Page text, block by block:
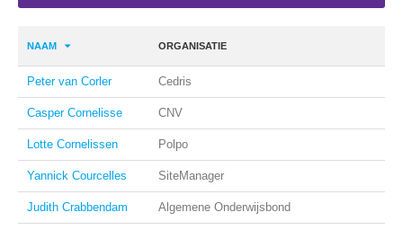
NAAM ORGANISATIE
Peter van Corler Cedris
Casper Cornelisse CNV
Lotte Cornelissen Polpo
Yannick Courcelles SiteManager
Judith Crabbendam Algemene Onderwijsbond